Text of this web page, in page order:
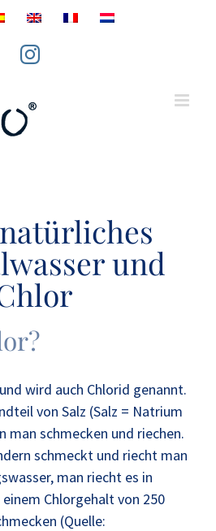
Instagram
und
wird auch Chlorid genannt.
von Salz (Salz = Natrium
man schmecken und riechen.
schmeckt und riecht man
man riecht es in
Chlorgehalt von 250
(Quelle: